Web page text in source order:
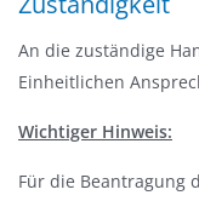
An die zuständige
Einheitlichen
Wichtiger Hinweis:
Für die Beantragung